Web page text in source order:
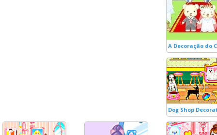
A Decoração do
Dog Shop